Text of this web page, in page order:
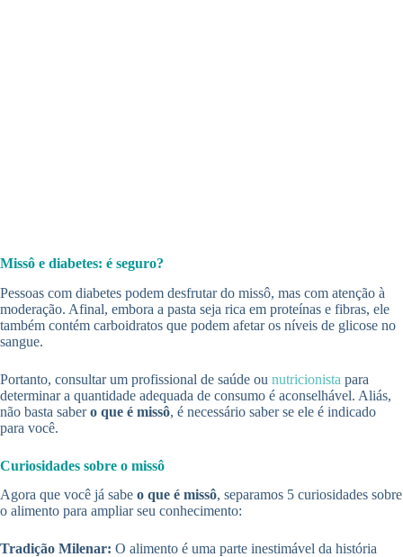
Missô e diabetes: é seguro?
Pessoas com diabetes podem desfrutar do missô, mas com atenção à
moderação. Afinal, embora a pasta seja rica em proteínas e fibras, ele
também contém carboidratos que podem afetar os níveis de glicose no
sangue.
Portanto, consultar um profissional de saúde ou nutricionista para
determinar a quantidade adequada de consumo é aconselhável. Aliás,
não basta sabero que é missô, é necessário saber se ele é indicado
para você.
Curiosidades sobre o missô
Agora que você já sabe o que é missô, separamos 5 curiosidades sobre
o alimento para ampliar seu conhecimento:
Tradição Milenar: O alimento é uma parte inestimável da história